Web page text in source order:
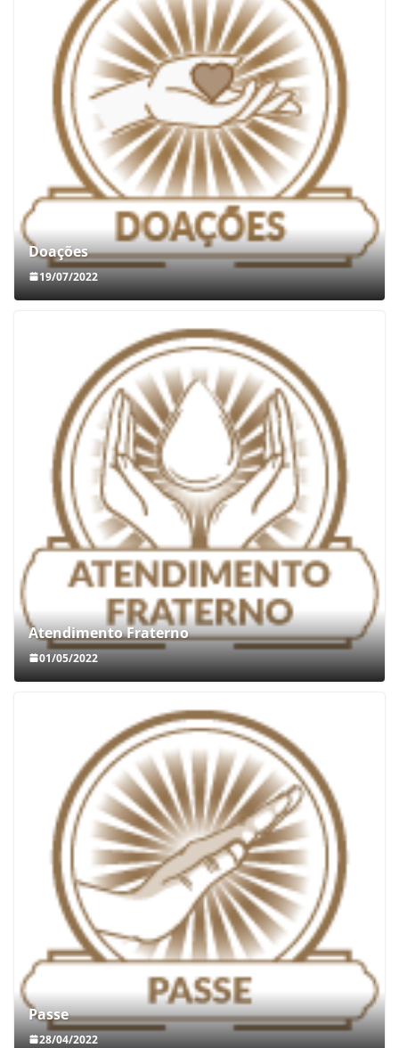
Doações
19/07/2022
Atendimento Fraterno
01/05/2022
Passe
28/04/2022